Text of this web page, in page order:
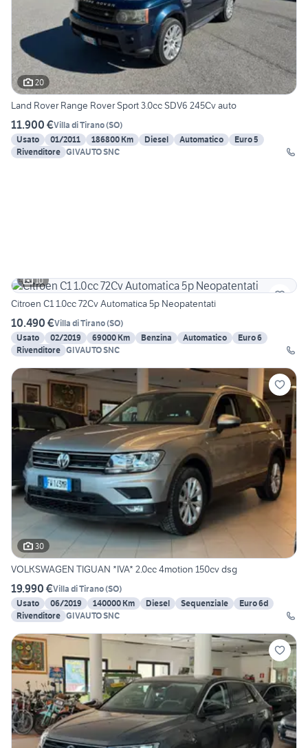
20
Land Rover Range Rover Sport 3.0cc SDV6 245Cv auto
11.900 €Villa di Tirano(SO)
Usato
01/2011 186800 Km Diesel Automatico
Euro 5
Rivenditore GIVAUTO SNC
10
Citroen C1 1.0cc 72Cv Automatica 5p Neopatentati
10.490 €Villa di Tirano(SO)
Usato
02/2019 69000 Km Benzina Automatico
Euro 6
Rivenditore GIVAUTO SNC
30
VOLKSWAGEN TIGUAN *IVA* 2.0cc 4motion 150cv dsg
19.990 €Villa di Tirano(SO)
Usato
06/2019 140000 Km Diesel Sequenziale
Euro 6d
Rivenditore GIVAUTO SNC